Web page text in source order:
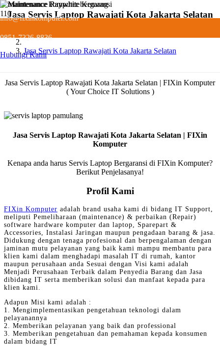
info@fixinkomputer.com
0851-7326-8836
Hubungi Kami
Jasa Servis Laptop Rawajati Kota Jakarta Selatan
Servis
Jasa Servis Laptop Rawajati Kota Jakarta Selatan
Jasa Servis Laptop Rawajati Kota Jakarta Selatan | FIXin Komputer
( Your Choice IT Solutions )
Jasa Servis Laptop Rawajati Kota Jakarta Selatan | FIXin
Komputer
Kenapa anda harus Servis Laptop Bergaransi di FIXin Komputer?
Berikut Penjelasanya!
Profil Kami
FIXin Komputer adalah brand usaha kami di bidang IT Support,
meliputi Pemeliharaan (maintenance) & perbaikan (Repair)
software hardware komputer dan laptop, Sparepart &
Accessories, Instalasi Jaringan maupun pengadaan barang & jasa.
Didukung dengan tenaga profesional dan berpengalaman dengan
jaminan mutu pelayanan yang baik kami mampu membantu para
klien kami dalam menghadapi masalah IT di rumah, kantor
maupun perusahaan anda Sesuai dengan Visi kami adalah
Menjadi Perusahaan Terbaik dalam Penyedia Barang dan Jasa
dibidang IT serta memberikan solusi dan manfaat kepada para
klien kami.
Adapun Misi kami adalah :
1. Mengimplementasikan pengetahuan teknologi dalam
pelayanannya
2. Memberikan pelayanan yang baik dan professional
3. Memberikan pengetahuan dan pemahaman kepada konsumen
dalam bidang IT